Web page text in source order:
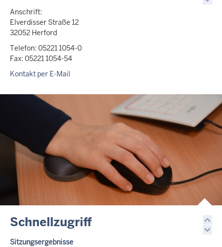
Anschrift:
Elverdisser Straße 12
32052 Herford
Telefon: 05221 1054-0
Fax: 05221 1054-54
Kontakt per E-Mail
Schnellzugriff
Sitzungsergebnisse